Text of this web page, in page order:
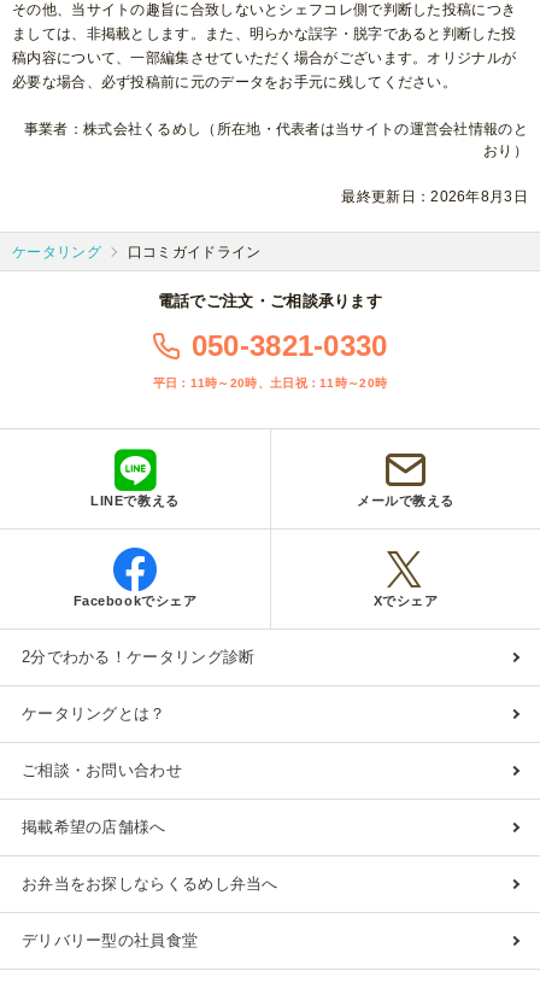
その他、当サイトの趣旨に合致しないとシェフコレ側で判断した投稿につき
ましては、非掲載とします。また、明らかな誤字・脱字であると判断した投
稿内容について、一部編集させていただく場合がございます。オリジナルが
必要な場合、必ず投稿前に元のデータをお手元に残してください。
事業者：株式会社くるめし（所在地・代表者は当サイトの運営会社情報のと
おり）
最終更新日：2026年8月3日
ケータリング 口コミガイドライン
電話でご注文・ご相談承ります
050-3821-0330
平日：11時～20時、土日祝：11時～20時
LINEで教える メールで教える
Facebookでシェア Xでシェア
2分でわかる！ケータリング診断
ケータリングとは？
ご相談・お問い合わせ
掲載希望の店舗様へ
お弁当をお探しならくるめし弁当へ
デリバリー型の社員食堂